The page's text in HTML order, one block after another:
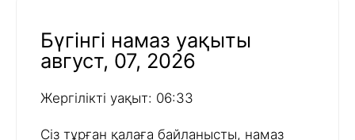
Бүгінгі намаз уақыты
август, 07, 2026
Жергілікті уақыт: 06:33
Сіз тұрған қалаға байланысты, намаз